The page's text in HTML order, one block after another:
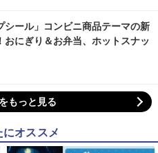
シール」コンビニ商品テーマの新
おにぎり＆お弁当、ホットスナッ
もっと見る
オススメ